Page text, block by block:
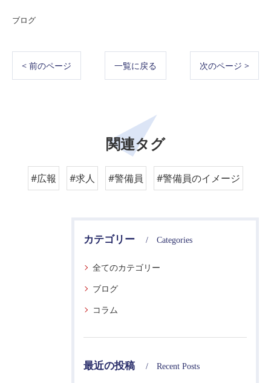
ブログ
< 前のページ 一覧に戻る 次のページ >
関連タグ
#広報 #求人 #警備員 #警備員のイメージ
カテゴリー Categories
全てのカテゴリー
ブログ
コラム
最近の投稿 Recent Posts